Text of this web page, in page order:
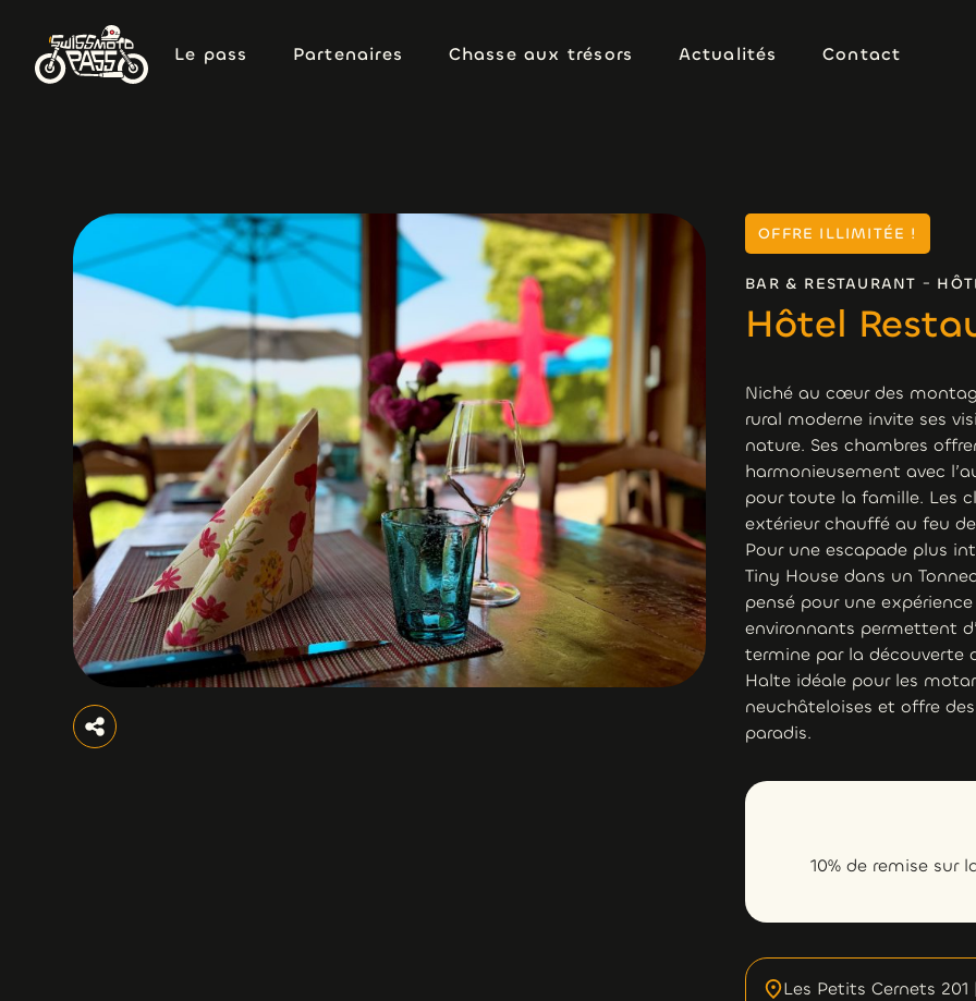
Le pass
Partenaires
Chasse aux trésors
Actualités
Contact
OFFRE ILLIMITÉE !
BAR & RESTAURANT -
Hôtel
Niché au cœur des
rural moderne invite ses
nature. Ses chambres
harmonieusement avec
pour toute la famille. Les
extérieur chauffé au feu
Pour une escapade plus
Tiny House dans un
pensé pour une
environnants permettent
termine par la découverte
Halte idéale pour les
neuchâteloises et offre
paradis.
10% de remise sur
Les Petits Cernets 201